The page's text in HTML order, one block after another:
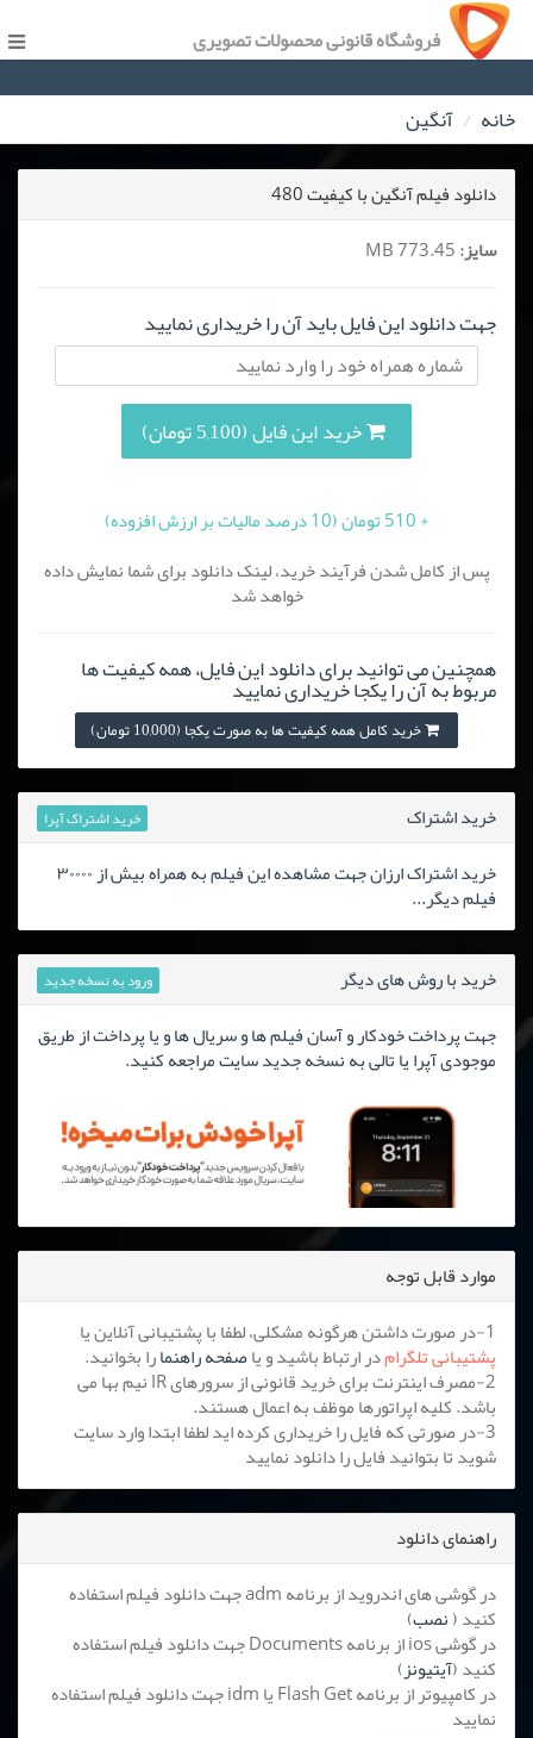
فروشگاه قانونی محصولات تصویری
خانه آنگین
دانلود فیلم آنگین با کیفیت 480
سایز:
جهت دانلود این فایل باید آن را خریداری نمایید
خرید این فایل (5,100 تومان)
+ 510 تومان (10 درصد مالیات بر ارزش افزوده)
پس از کامل شدن فرآیند خرید، لینک دانلود برای شما نمایش داده
خواهد شد
همچنین می توانید برای دانلود این فایل، همه کیفیت ها
مربوط به آن را یکجا خریداری نمایید
خرید کامل همه کیفیت ها به صورت یکجا (10,000 تومان)
خرید اشتراک خرید اشتراک آپرا
خرید اشتراک ارزان جهت مشاهده این فیلم به همراه بیش از ۳۰۰۰۰
فیلم دیگر...
خرید با روش های دیگر ورود به نسخه جدید
جهت پرداخت خودکار و آسان فیلم ها و سریال ها و یا پرداخت از طریق
موجودی آپرا یا تالی به نسخه جدید سایت مراجعه کنید.
موارد قابل توجه
1-در صورت داشتن هرگونه مشکلی، لطفا با پشتیبانی آنلاین یا
پشتیبانی تلگرامدر ارتباط باشید و یاصفحه راهنمارا بخوانید.
2-مصرف اینترنت برای خرید قانونی از سرورهای IR نیم بها می
باشد. کلیه اپراتورها موظف به اعمال هستند.
3-در صورتی که فایل را خریداری کرده اید لطفا ابتدا وارد سایت
شوید تا بتوانید فایل را دانلود نمایید
راهنمای دانلود
در گوشی های اندروید از برنامه adm جهت دانلود فیلم استفاده
کنید (نصب)
در گوشی ios از برنامه Documents جهت دانلود فیلم استفاده
کنید (آیتیونز)
در کامپیوتر از برنامه Flash Get یا idm جهت دانلود فیلم استفاده
نمایید